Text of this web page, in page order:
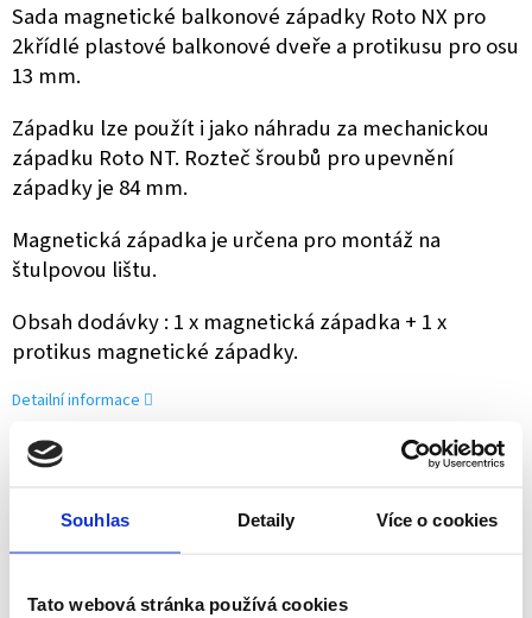
Souhlas Detaily Více o cookies
Tato webová stránka používá cookies
Sada magnetické balkonové západky Roto NX pro
2křídlé plastové balkonové dveře a protikusu pro osu
13 mm.
Západku lze použít i jako náhradu za mechanickou
západku Roto NT. Rozteč šroubů pro upevnění
západky je 84 mm.
Magnetická západka je určena pro montáž na
štulpovou lištu.
Obsah dodávky : 1 x magnetická západka + 1 x
protikus magnetické západky.
Detailní informace